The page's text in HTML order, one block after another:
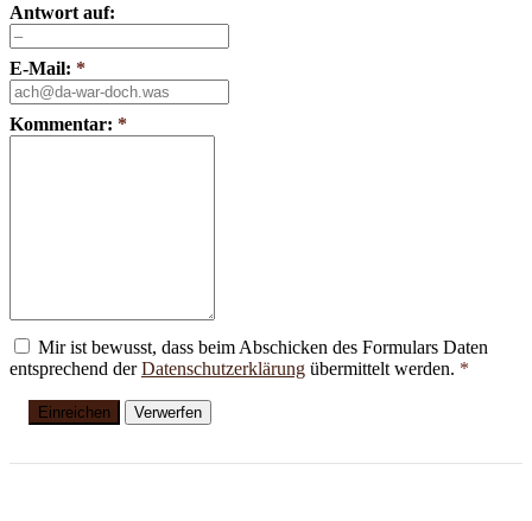
Antwort auf:
E-Mail: *
Kommentar: *
Mir ist bewusst, dass beim Abschicken des Formulars Daten
entsprechend derDatenschutzerklärung übermittelt werden. *
Einreichen Verwerfen